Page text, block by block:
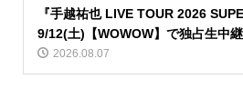
『手越祐也 LIVE TOUR 2026
9/12(土)【WOWOW】で独占生中継
2026.08.07